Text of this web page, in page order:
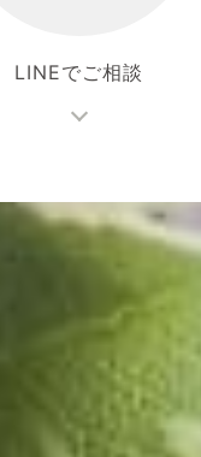
LINEでご相談